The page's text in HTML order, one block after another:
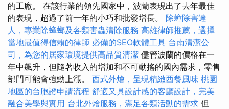
的工廠。 在該行業的領先國家中，波蘭表現出了去年最佳
的表現，超過了前一年的小巧和批發增長。 除蟑除害達
人，專業除蟑螂及各類害蟲清除服務 高雄律師推薦，選擇
當地最值得信賴的律師 必備的SEO軟體工具 台南清潔公
司，為您的居家環境提供高品質清潔 儘管波蘭的價格在一
年中飆升，但隨著收入的增加和不可動搖的國內需求，零售
部門可能會強勁上漲。 西式外燴，呈現精緻西餐風味 桃園
地區的台胞證申請流程 舒適又具設計感的客廳設計，完美
融合美學與實用 台北外燴服務，滿足各類活動的需求 但